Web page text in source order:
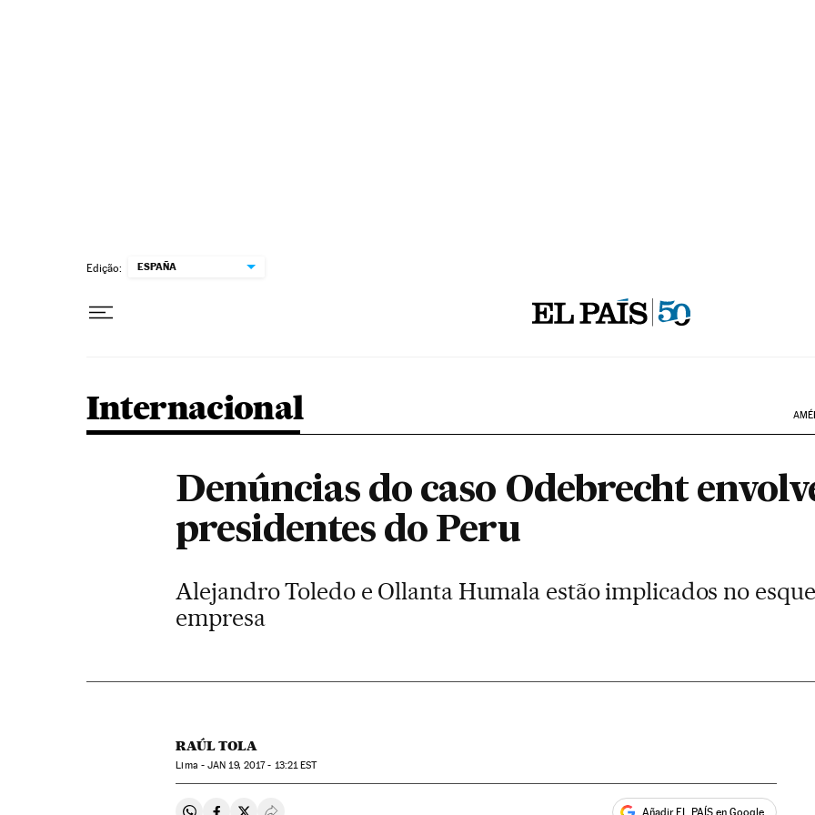
Edição: ESPAÑA
Internacional
Denúncias do caso Odebrecht
presidentes do Peru
Alejandro Toledo e Ollanta Humala estão implicados no
empresa
RAÚL TOLA
Lima -JAN 19, 2017 - 13:21EST
Añadir EL PAÍS en Google